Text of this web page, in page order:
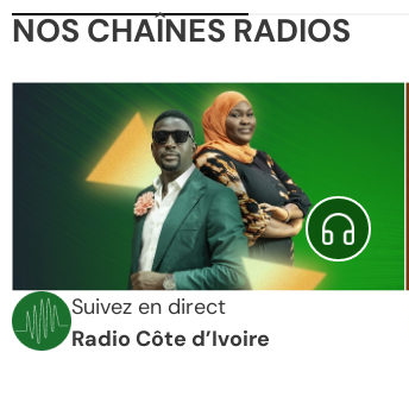
NOS CHAÎNES RADIOS
Suivez en direct
Radio Côte d’Ivoire